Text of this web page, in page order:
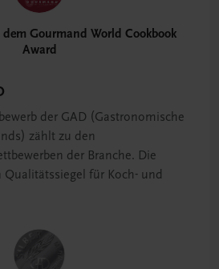
Gourmand World Cookbook
Award
der GAD (Gastronomische
zählt zu den
der Branche. Die
für Koch- und